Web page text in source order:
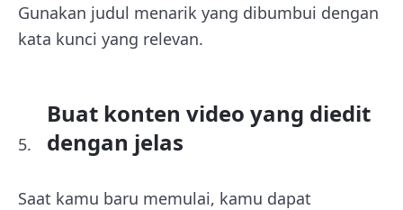
Gunakan judul menarik yang dibumbui dengan
kata kunci yang relevan.
Buat konten video yang diedit
dengan jelas
Saat kamu baru memulai, kamu dapat